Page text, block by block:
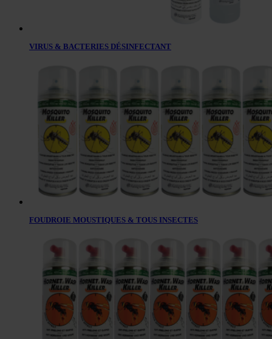
VIRUS & BACTERIES DÉSINFECTANT
FOUDROIE MOUSTIQUES & TOUS INSECTES